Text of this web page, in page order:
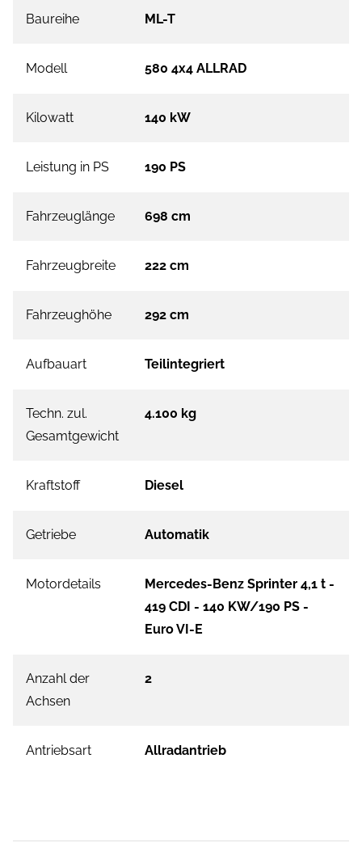
Baureihe ML-T
Modell 580 4x4 ALLRAD
Kilowatt 140 kW
Leistung in PS 190 PS
Fahrzeuglänge 698 cm
Fahrzeugbreite 222 cm
Fahrzeughöhe 292 cm
Aufbauart Teilintegriert
Techn. zul.
Gesamtgewicht
4.100 kg
Kraftstoff Diesel
Getriebe Automatik
Motordetails
Mercedes-Benz Sprinter 4,1 t -
419 CDI - 140 KW/190 PS -
Euro VI-E
Anzahl der
Achsen
2
Antriebsart Allradantrieb